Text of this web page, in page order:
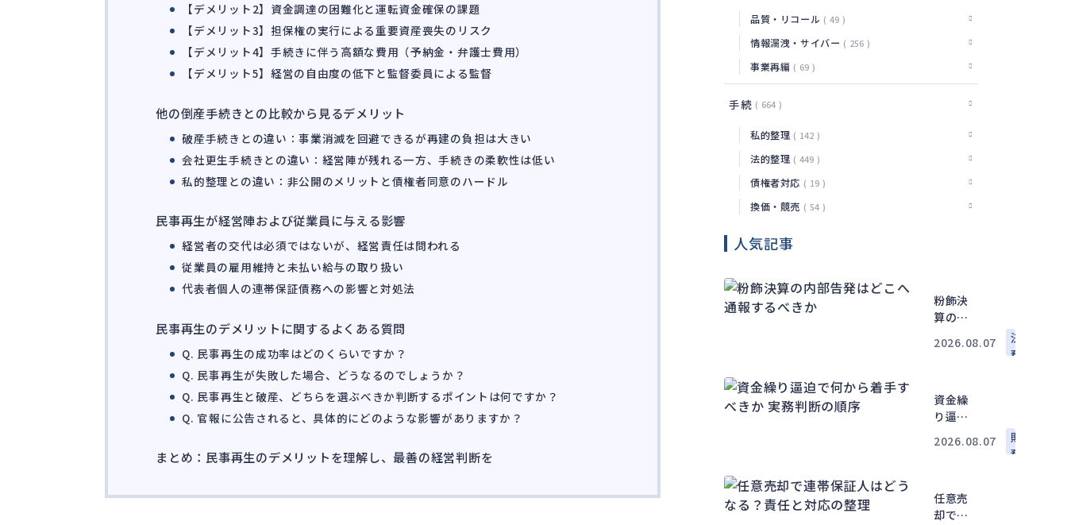
【デメリット2】資金調達の困難化と運転資金確保の課題
【デメリット3】担保権の実行による重要資産喪失のリスク
【デメリット4】手続きに伴う高額な費用（予納金・弁護士費用）
【デメリット5】経営の自由度の低下と監督委員による監督
他の倒産手続きとの比較から見るデメリット
破産手続きとの違い：事業消滅を回避できるが再建の負担は大きい
会社更生手続きとの違い：経営陣が残れる一方、手続きの柔軟性は低い
私的整理との違い：非公開のメリットと債権者同意のハードル
民事再生が経営陣および従業員に与える影響
経営者の交代は必須ではないが、経営責任は問われる
従業員の雇用維持と未払い給与の取り扱い
代表者個人の連帯保証債務への影響と対処法
民事再生のデメリットに関するよくある質問
Q. 民事再生の成功率はどのくらいですか？
Q. 民事再生が失敗した場合、どうなるのでしょうか？
Q. 民事再生と破産、どちらを選ぶべきか判断するポイントは何ですか？
Q. 官報に公告されると、具体的にどのような影響がありますか？
まとめ：民事再生のデメリットを理解し、最善の経営判断を
品質・リコール 49
情報漏洩・サイバー 256
事業再編 69
手続 664
私的整理 142
法的整理 449
債権者対応 19
換価・競売 54
人気記事
粉飾決
算の内
はどこ
きか
2026.08.07
法
務
資金繰
り逼迫
ら着手
判断の
順序
2026.08.07
財
務
任意売
却で連